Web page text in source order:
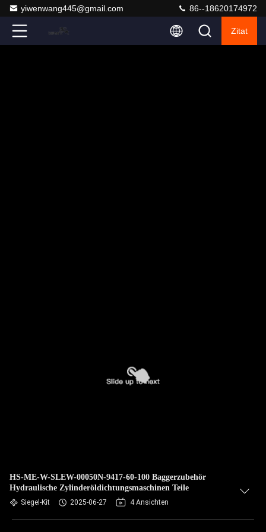
yiwenwang445@gmail.com 86--18620174972
Zitat
HS-ME-W-SLEW-00050N-9417-60-100 Baggerzubehör
Hydraulische Zylinderöldichtungsmaschinen Teile
Siegel-Kit 2025-06-27 4 Ansichten